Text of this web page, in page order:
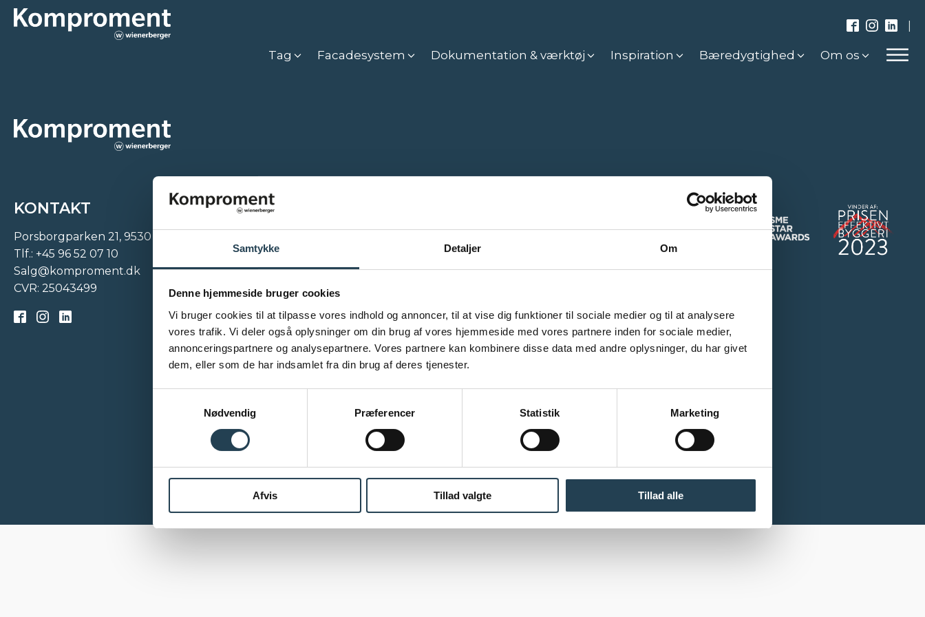
Samtykke Detaljer Om
Denne hjemmeside bruger cookies
Vi bruger cookies til at tilpasse vores indhold og annoncer, til at vise dig funktioner til sociale medier og til at analysere
vores trafik. Vi deler også oplysninger om din brug af vores hjemmeside med vores partnere inden for sociale medier,
annonceringspartnere og analysepartnere. Vores partnere kan kombinere disse data med andre oplysninger, du har givet
dem, eller som de har indsamlet fra din brug af deres tjenester.
Nødvendig
Præferencer Statistik Marketing
Afvis Tillad valgte Tillad alle
Tag Facadesystem Dokumentation & værktøj Inspiration Bæredygtighed Om os
KONTAKT
Porsborgparken 21, 9530 Støvring
Tlf.:+45 96 52 07 10
Salg@komproment.dk
CVR: 25043499
Værktøjer og dokumentation
Garantibevis
Salgs- og leveringsbetingelser
Om os
Kontakt os
Ledige stillinger
Persondatapolitik